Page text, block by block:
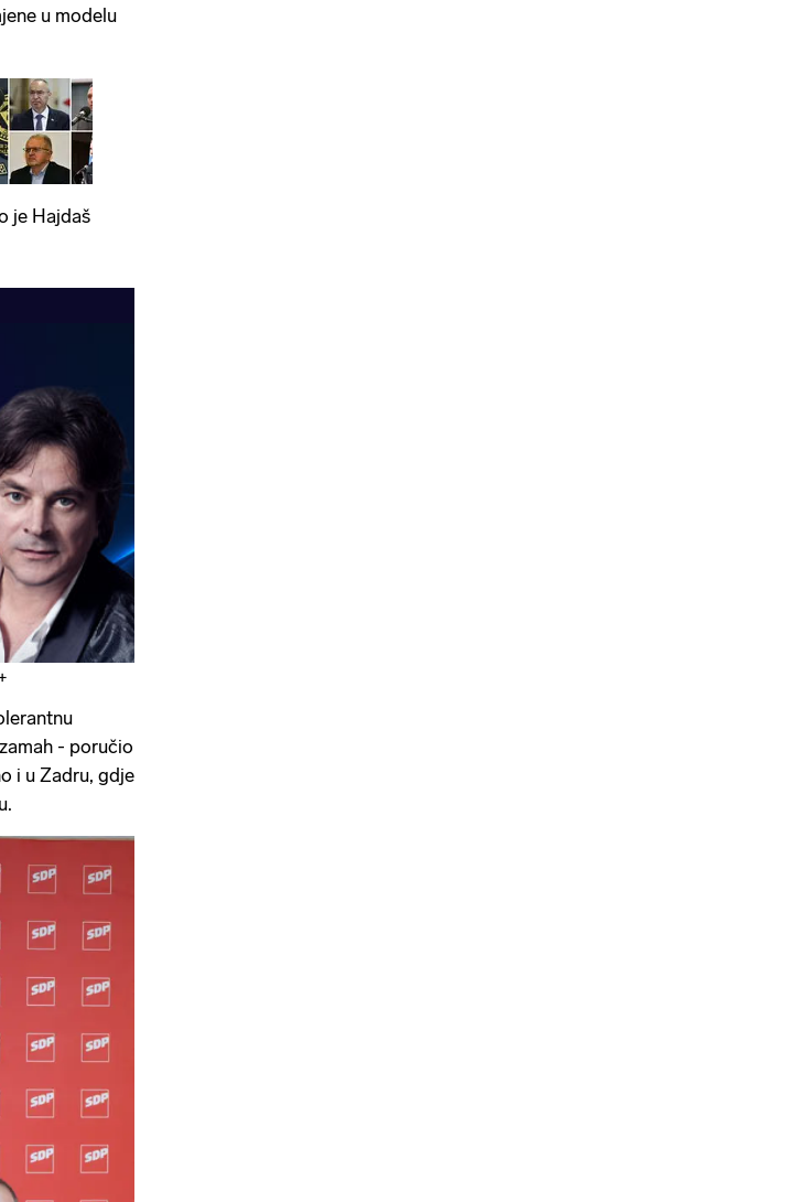
u modelu
je Hajdaš
- poručio
i u Zadru, gdje